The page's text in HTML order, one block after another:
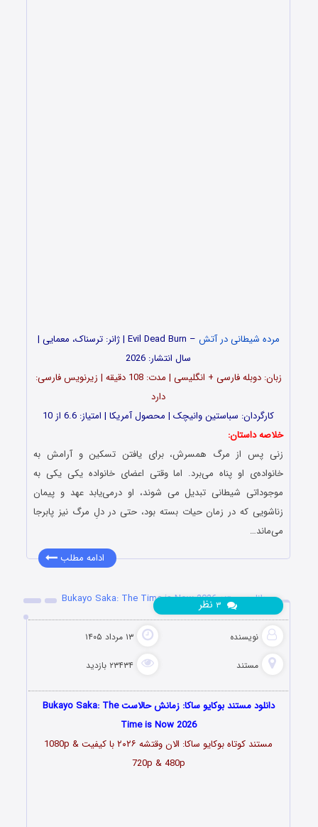
مرده شیطانی در آتش
– Evil Dead Burn | ژانر: ترسناک، معمایی |
سال انتشار: 2026
زبان: دوبله فارسی + انگلیسی | مدت: 108 دقیقه | زیرنویس فارسی:
دارد
کارگردان: سباستین وانیچک | محصول آمریکا | امتیاز: 6.6 از 10
خلاصه داستان:
زنی پس از مرگ همسرش، برای یافتن تسکین و آرامش به
خانواده‌ی او پناه می‌برد. اما وقتی اعضای خانواده یکی یکی به
موجوداتی شیطانی تبدیل می شوند، او درمی‌یابد عهد و پیمان
زناشویی که در زمان حیات بسته بود، حتی در دلِ مرگ نیز پابرجا
می‌ماند…
ادامه مطلب
دانلود مستند Bukayo Saka: The Time is Now 2026
نویسنده ۱۳ مرداد ۱۴۰۵
مستند ۲۳۴۳۴ بازدید
نظر
دانلود مستند بوکایو ساکا: زمانش حالاست Bukayo Saka: The
Time is Now 2026
مستند کوتاه بوکایو ساکا: الان وقتشه ۲۰۲۶
با کیفیت 1080p &
720p & 480p